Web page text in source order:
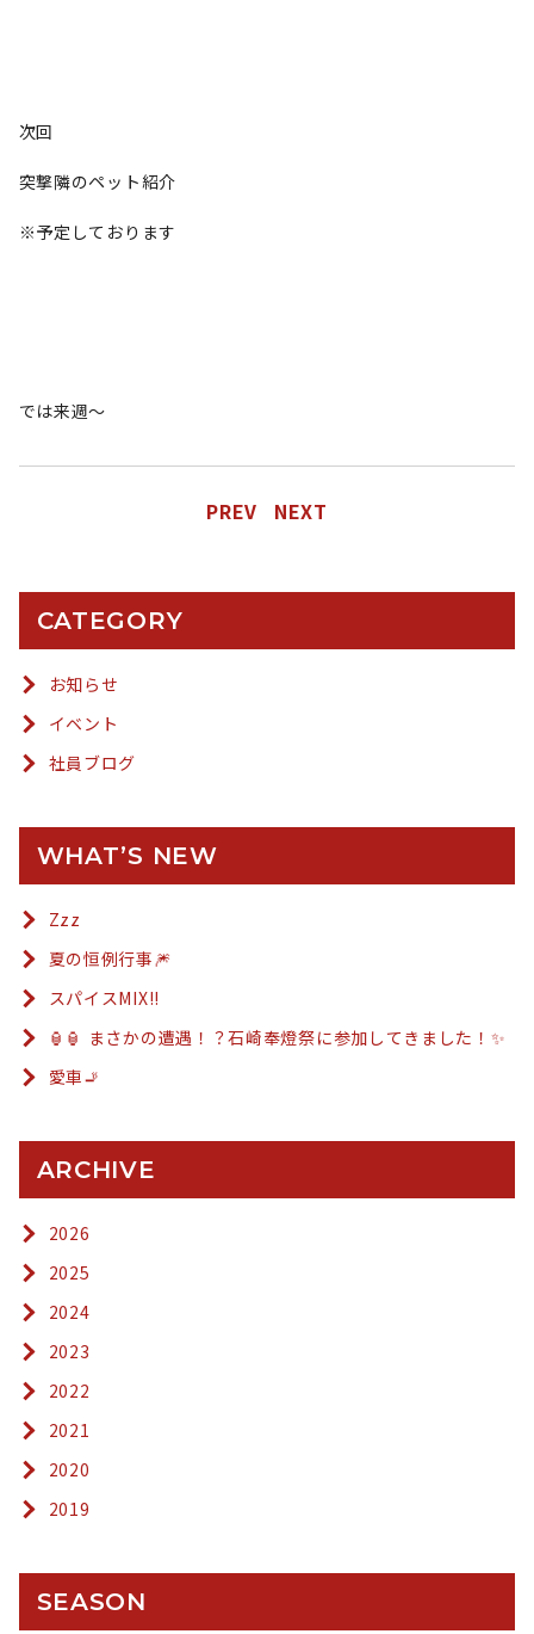
次回
突撃隣のペット紹介
※予定しております
では来週〜
PREV NEXT
CATEGORY
お知らせ
イベント
社員ブログ
WHAT’S NEW
Zzz
夏の恒例行事🎆
スパイスMIX!!
🏮🏮 まさかの遭遇！？石崎奉燈祭に参加してきました！✨
愛車🚬
ARCHIVE
2026
2025
2024
2023
2022
2021
2020
2019
SEASON